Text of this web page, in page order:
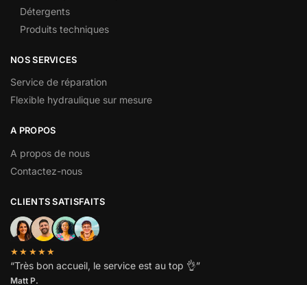
Détergents
Produits techniques
NOS SERVICES
Service de réparation
Flexible hydraulique sur mesure
A PROPOS
A propos de nous
Contactez-nous
CLIENTS SATISFAITS
★★★★★
“Très bon accueil, le service est au top 👌”
Matt P.